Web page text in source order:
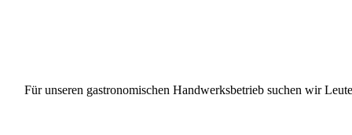
Für unseren gastronomischen Handwerksbetrieb suchen wir